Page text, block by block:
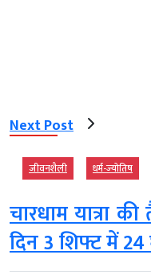
Next Post
जीवनशैली धर्म-ज्‍योतिष
चारधाम यात्रा
दिन 3 शिफ्ट में 24